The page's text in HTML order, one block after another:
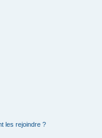
les rejoindre ?